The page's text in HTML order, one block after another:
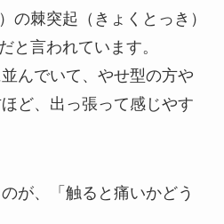
の棘突起（きょくとっき）
と言われています。
んでいて、やせ型の方や
ど、出っ張って感じやす
が、「触ると痛いかどう